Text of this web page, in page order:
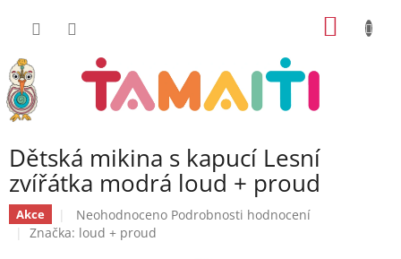
Dětská mikina s kapucí Lesní
zvířátka modrá loud + proud
Akce
Průměrné
hodnocení
Neohodnoceno Podrobnosti hodnocení
Značka: loud + proud